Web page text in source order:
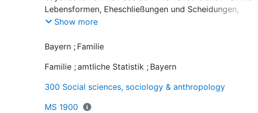
Lebensformen, Eheschließungen und Scheidungen,
Geburten, Familie und Erwerbstätigkeit, Einkommen und
familienpolitischen Leistungen des Freistaates Bayern in
dargestellt.
Show more
Bayern ; Familie
Familie ;amtliche Statistik ; Bayern
300 Social sciences, sociology & anthropology
MS 1900